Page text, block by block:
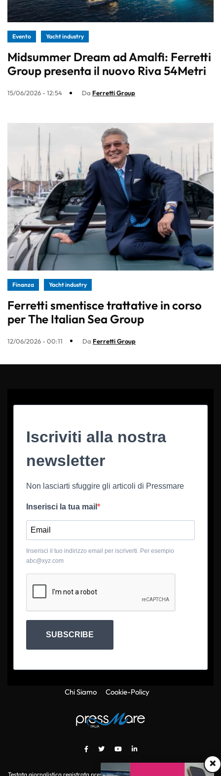
Evento Yacht industry
Midsummer Dream ad Amalfi: Ferretti
Group presenta il nuovo Riva 54Metri
15/06/2026 - 12:54 Da Ferretti Group
Finanza Yacht industry
Ferretti smentisce trattative in corso
per The Italian Sea Group
12/06/2026 - 00:11 Da Ferretti Group
×
Iscriviti alla nostra
newsletter
Non lasciarti sfuggire gli articoli di Pressmare
Inserisci la tua mail
Inserisci il tuo indirizzo email per iscriverti. Per esempio
abc@xyz.com
SUBSCRIBE
Chi Siamo Cookie-Policy
Testata giornalistica registrata presso il Tribunale di Roma con autorizzazione